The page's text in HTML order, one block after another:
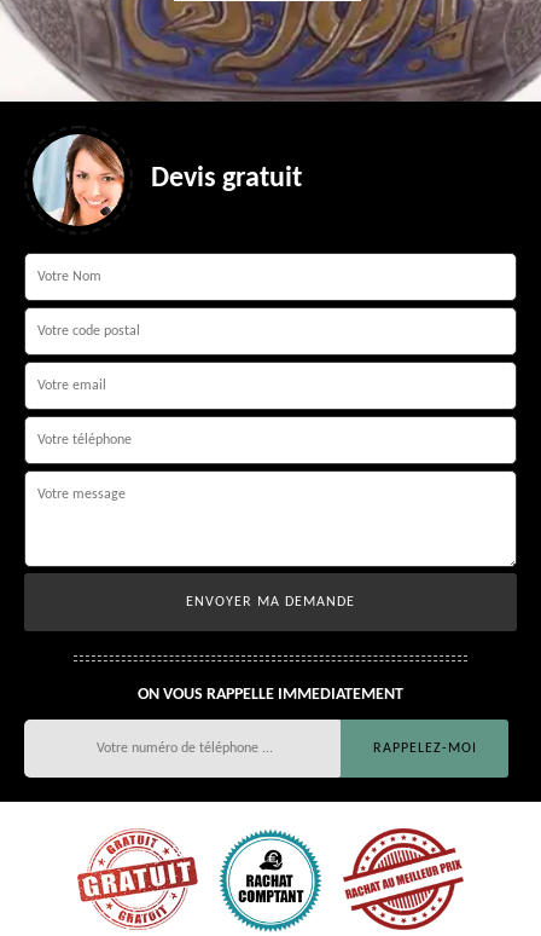
Devis gratuit
ON VOUS RAPPELLE IMMEDIATEMENT